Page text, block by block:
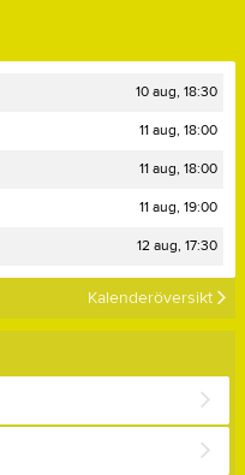
10 aug, 18:30
11 aug, 18:00
11 aug, 18:00
11 aug, 19:00
12 aug, 17:30
Kalenderöversikt